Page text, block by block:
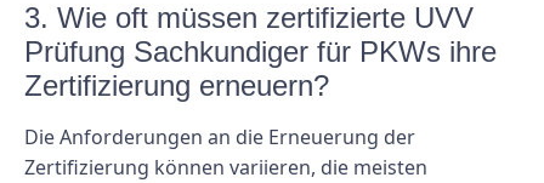
3. Wie oft müssen zertifizierte UVV
Prüfung Sachkundiger für PKWs ihre
Zertifizierung erneuern?
Die Anforderungen an die Erneuerung der
Zertifizierung können variieren, die meisten